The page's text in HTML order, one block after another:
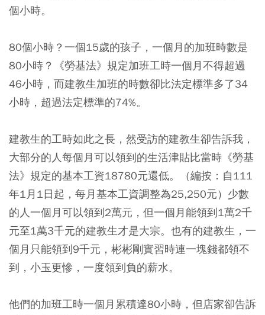
個小時。
80個小時？一個15歲的孩子，一個月的加班時數是
80小時？《勞基法》規定加班工時一個月不得超過
46小時，而建教生加班的時數卻比法定標準多了34
小時，超過法定標準的74%。
建教生的工時如此之長，然受訪的建教生卻告訴我，
大部分的人每個月可以領到的生活津貼比當時《勞基
法》規定的基本工資18780元還低。（編按：自111
年1月1日起，每月基本工資調整為25,250元）少數
的人一個月可以領到2萬元，但一個月能領到1萬2千
元至1萬3千元的建教生才是大宗。也有的建教生，一
個月只能領到9千元，彬彬剛實習時連一塊錢都領不
到，小玉更慘，一度領到負的薪水。
他們的加班工時一個月累積達80小時，但店家卻告訴